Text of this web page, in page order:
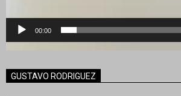
00:00
GUSTAVO RODRIGUEZ